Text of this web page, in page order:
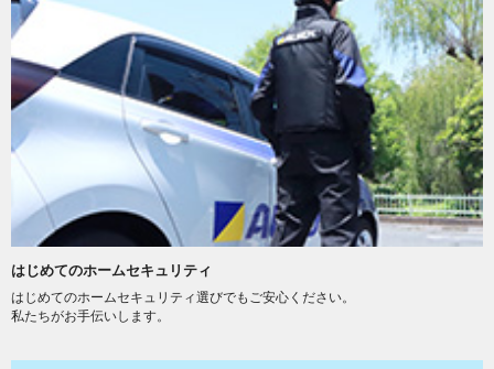
はじめてのホームセキュリティ
はじめてのホームセキュリティ選びでもご安心ください。
私たちがお手伝いします。